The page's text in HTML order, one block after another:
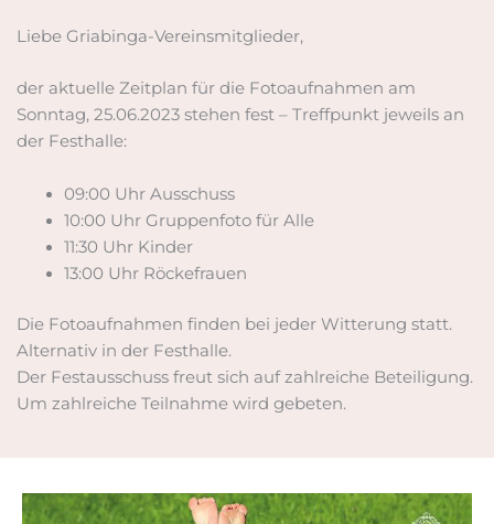
Liebe Griabinga-Vereinsmitglieder,
der aktuelle Zeitplan für die Fotoaufnahmen am
Sonntag, 25.06.2023 stehen fest – Treffpunkt jeweils an
der Festhalle:
09:00 Uhr Ausschuss
10:00 Uhr Gruppenfoto für Alle
11:30 Uhr Kinder
13:00 Uhr Röckefrauen
Die Fotoaufnahmen finden bei jeder Witterung statt.
Alternativ in der Festhalle.
Der Festausschuss freut sich auf zahlreiche Beteiligung.
Um zahlreiche Teilnahme wird gebeten.